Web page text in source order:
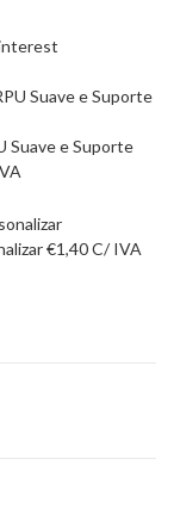
Suave e Suporte
€1,40C/ IVA